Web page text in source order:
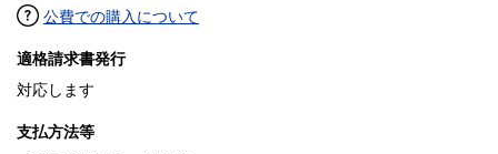
公費での購入について
適格請求書発行
対応します
支払方法等